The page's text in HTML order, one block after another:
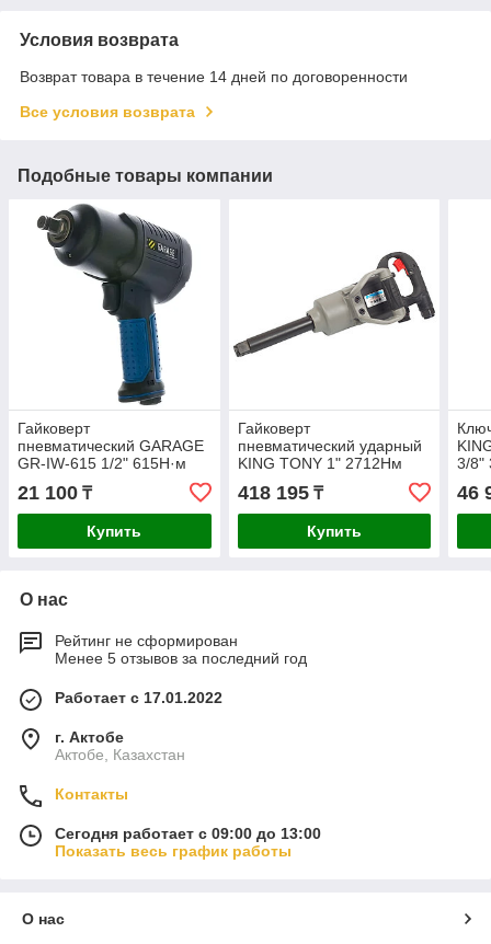
Условия возврата
Возврат товара в течение 14 дней по договоренности
Все условия возврата
Подобные товары компании
Гайковерт
пневматический GARAGE
GR-IW-615 1/2" 615Н·м
УТ-00000048
21 100 ₸
Купить
Гайковерт
пневматический ударный
KING TONY 1" 2712Нм
418 195₸
Купить
3/8"
46
О нас
Рейтинг не сформирован
Менее 5 отзывов за последний год
Работает с 17.01.2022
г. Актобе
Актобе, Казахстан
Контакты
Сегодня работает с 09:00 до 13:00
Показать весь график работы
О нас